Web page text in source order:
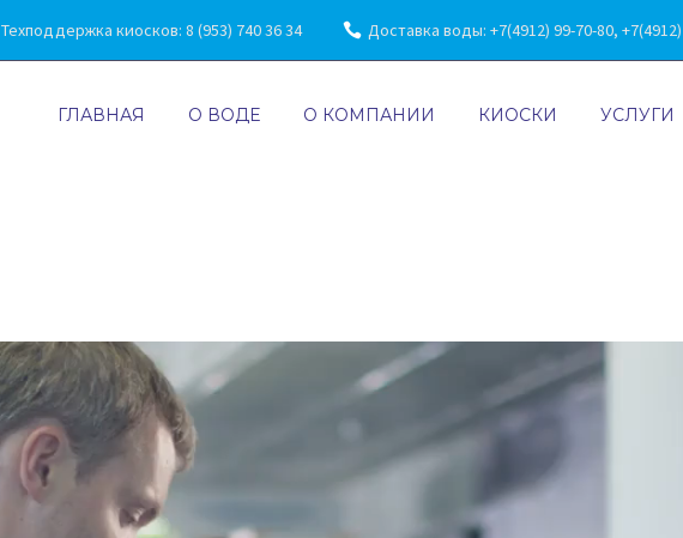
Техподдержка киосков: 8 (953) 740 36 34 Доставка воды: +7(4912) 99-70-80,
ГЛАВНАЯ О ВОДЕ О КОМПАНИИ КИОСКИ УСЛУГИ